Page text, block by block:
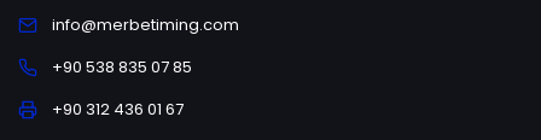
info@merbetiming.com
+90 538 835 07 85
+90 312 436 01 67